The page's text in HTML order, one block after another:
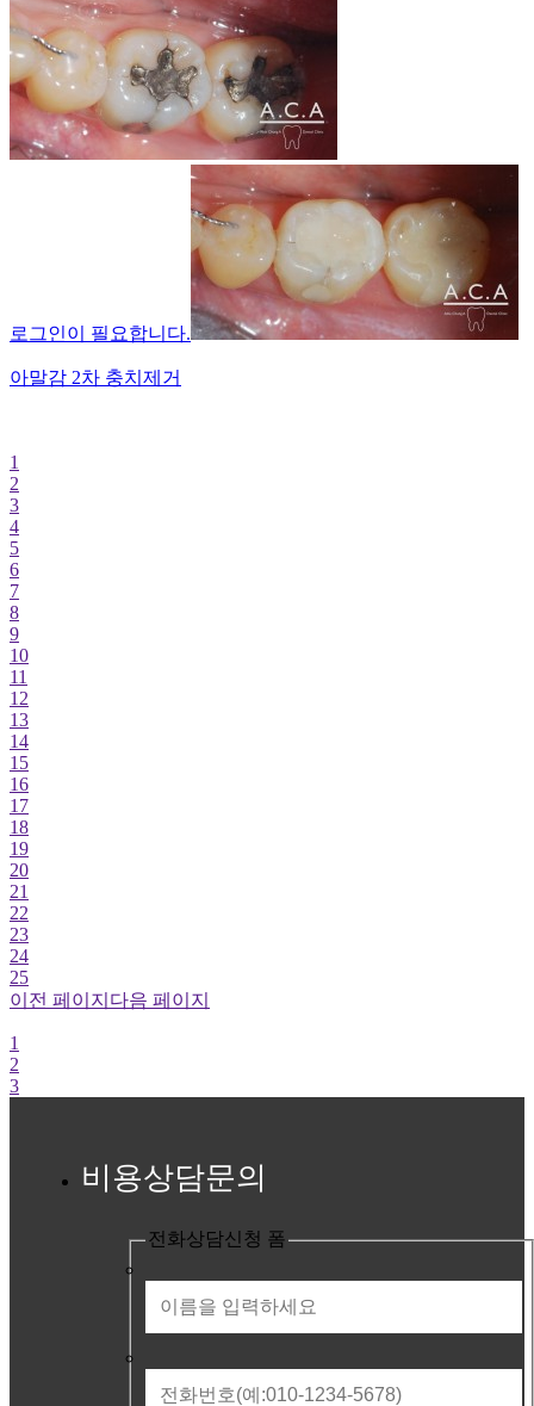
로그인이 필요합니다.
아말감 2차 충치제거
1
2
3
4
5
6
7
8
9
10
11
12
13
14
15
16
17
18
19
20
21
22
23
24
25
이전 페이지 다음 페이지
1
2
3
비용상담문의
전화상담신청 폼